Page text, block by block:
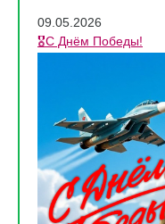
09.05.2026
🎖️С Днём Победы!